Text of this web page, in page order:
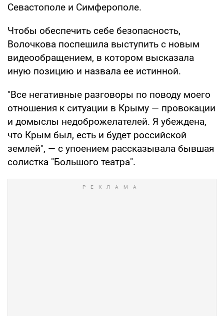
Севастополе и Симферополе.
Чтобы обеспечить себе безопасность,
Волочкова поспешила выступить с новым
видеообращением, в котором высказала
иную позицию и назвала ее истинной.
"Все негативные разговоры по поводу моего
отношения к ситуации в Крыму — провокации
и домыслы недоброжелателей. Я убеждена,
что Крым был, есть и будет российской
землей", — с упоением рассказывала бывшая
солистка "Большого театра".